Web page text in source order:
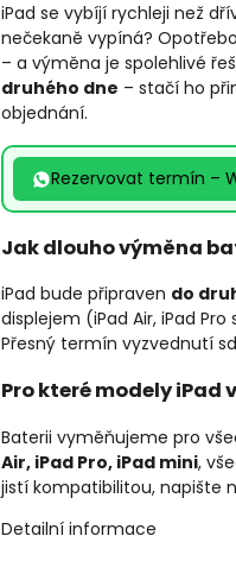
iPad se vybíjí rychleji než
nečekaně vypíná?
– a výměna je spolehlivé
druhého dne – stačí ho
objednání.
Rezervovat termín –
Jak dlouho výměna
iPad bude připraven do
displejem (iPad Air, iPad
Přesný termín vyzvednutí
Pro které modely
Baterii vyměňujeme pro
Air, iPad Pro, iPad mini,
jistí kompatibilitou, napište
Detailní informace